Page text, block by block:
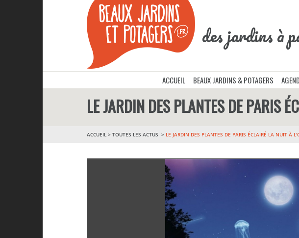
des jardins à
ACCUEIL BEAUX JARDINS & POTAGERS
LE JARDIN DES PLANTES DE PARIS
ACCUEIL > TOUTES LES ACTUS LE JARDIN DES PLANTES DE PARIS ÉCLAIRÉ LA NUIT À